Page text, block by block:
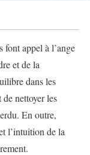
font appel à l’ange
et de la
dans les
nettoyer les
En outre,
l’intuition de la